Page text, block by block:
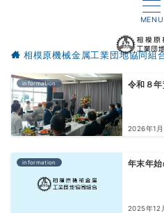
MENU
相模原機械金属工業団地協同組
information 令和８
2026年1
information 年末年
2025年12